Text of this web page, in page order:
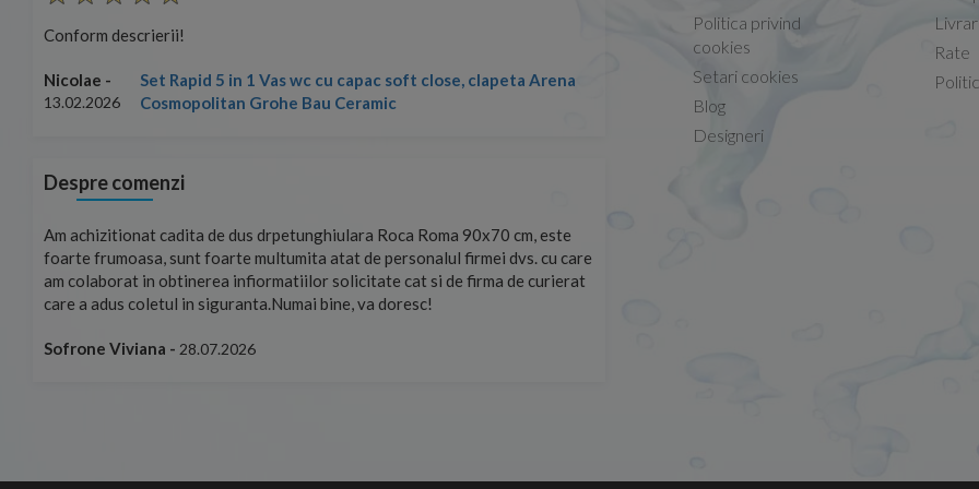
Conform descrierii!
Nicolae -
13.02.2026
Set Rapid 5 in 1 Vas wc cu capac soft close, clapeta Arena
Cosmopolitan Grohe Bau Ceramic
Conform descrierii!
13.02.2026
Despre comenzi
Am achizitionat cadita de dus drpetunghiulara Roca Roma 90x70 cm, este
foarte frumoasa, sunt foarte multumita atat de personalul firmei dvs. cu care
am colaborat in obtinerea infiormatiilor solicitate cat si de firma de curierat
care a adus coletul in siguranta.Numai bine, va doresc!
Sofrone Viviana - 28.07.2026
Politica privind
cookies
Setari cookies
Blog
Designeri
Rate